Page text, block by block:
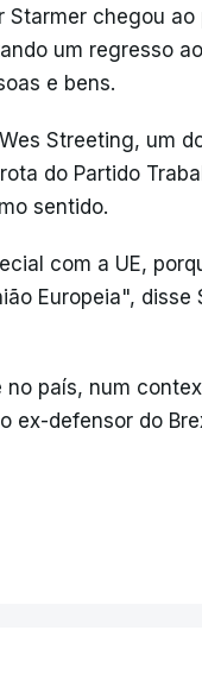
Starmer chegou
um regresso
e bens.
Streeting, um
do Partido
sentido.
com a UE,
Europeia",
país, num
ex-defensor do